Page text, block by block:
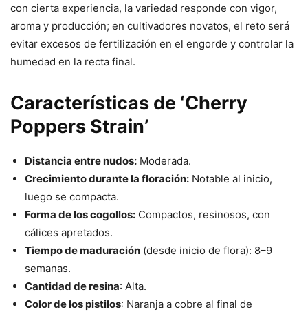
con cierta experiencia, la variedad responde con vigor,
aroma y producción; en cultivadores novatos, el reto será
evitar excesos de fertilización en el engorde y controlar la
humedad en la recta final.
Características de ‘Cherry
Poppers Strain’
Distancia entre nudos: Moderada.
Crecimiento durante la floración: Notable al inicio,
luego se compacta.
Forma de los cogollos: Compactos, resinosos, con
cálices apretados.
Tiempo de maduración (desde inicio de flora): 8–9
semanas.
Cantidad de resina: Alta.
Color de los pistilos: Naranja a cobre al final de